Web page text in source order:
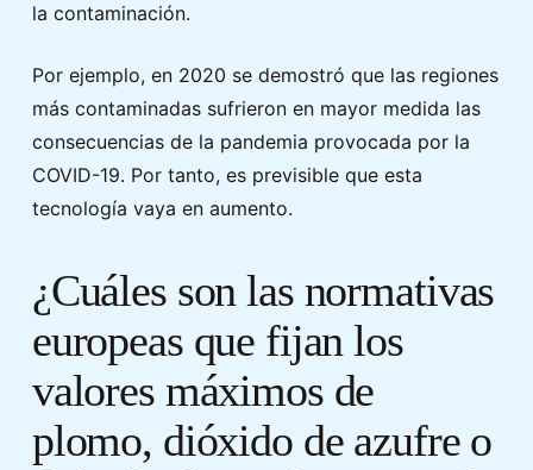
la contaminación.
Por ejemplo, en 2020 se demostró que las regiones
más contaminadas sufrieron en mayor medida las
consecuencias de la pandemia provocada por la
COVID-19. Por tanto, es previsible que esta
tecnología vaya en aumento.
¿Cuáles son las normativas
europeas que fijan los
valores máximos de
plomo, dióxido de azufre o